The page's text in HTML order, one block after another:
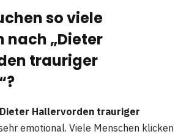
so viele
nach „Dieter
trauriger
Dieter Hallervorden trauriger
emotional. Viele Menschen klicken